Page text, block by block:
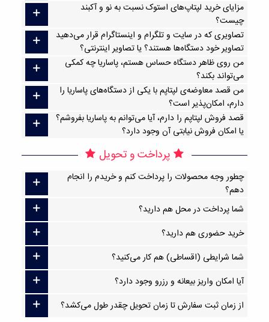
مزایای خرید لپتاپ‌های استوک نسبت به نو و آکبند
چیست؟
تصاویری که در سایت و تلگرام و اینستاگرام قرار می‌دهید
تصاویر خود دستگاه‌ها هستند؟ یا تصاویر اینترنتی؟
من روی ظاهر دستگاه حساس هستم، پاساریا چه کمکی
می‌تواند بکند؟
من قصد معاوضه‌ی لپتاپم با یکی از دستگاه‌های پاساریا را
دارم، امکان‌پذیر است؟
قصد فروش لپتاپم را دارم، آیا می‌توانم به پاساریا بفروشم؟
یا امکان فروش نیابتی آن وجود دارد؟
پرداخت و تحویل
چطور وجه محصولات را پرداخت کنم و خریدم را انجام
دهم؟
شما پرداخت در محل هم دارید؟
خرید حضوری هم دارید؟
شما شرایطی (اقساطی) هم کار می‌کنید؟
آیا امکان واریز بیعانه و رزرو وجود دارد؟
از زمان ثبت سفارش تا زمان تحویل چقدر طول می‌کشد؟